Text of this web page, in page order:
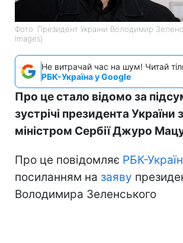
Фото: Президент України Володимир
Images)
Не витрачай час на шум! Читай
РБК-Україна у Google
Про це стало відомо за
зустрічі президента України
міністром Сербії Джуро
Про це повідомляє РБК-
посиланням на заяву
Володимира Зеленського